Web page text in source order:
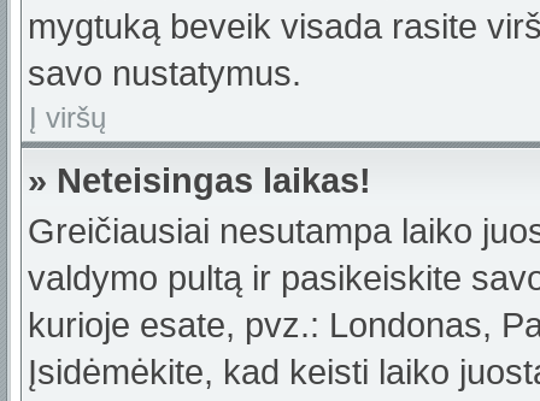
mygtuką beveik visada rasite
savo nustatymus.
Į viršų
» Neteisingas laikas!
Greičiausiai nesutampa laiko
valdymo pultą ir pasikeiskite
kurioje esate, pvz.: Londonas,
Įsidėmėkite, kad keisti laiko